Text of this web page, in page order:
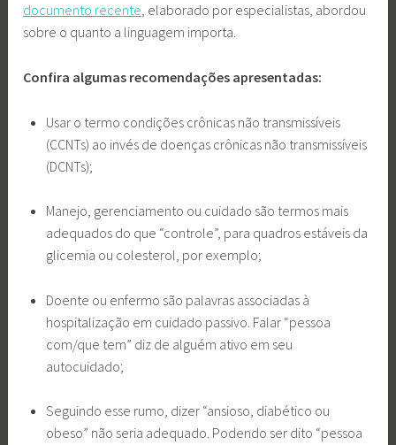
documento recente, elaborado por especialistas, abordou
sobre o quanto a linguagem importa.
Confira algumas recomendações apresentadas:
Usar o termo condições crônicas não transmissíveis
(CCNTs) ao invés de doenças crônicas não transmissíveis
(DCNTs);
Manejo, gerenciamento ou cuidado são termos mais
adequados do que “controle”, para quadros estáveis da
glicemia ou colesterol, por exemplo;
Doente ou enfermo são palavras associadas à
hospitalização em cuidado passivo. Falar “pessoa
com/que tem” diz de alguém ativo em seu
autocuidado;
Seguindo esse rumo, dizer “ansioso, diabético ou
obeso” não seria adequado. Podendo ser dito “pessoa